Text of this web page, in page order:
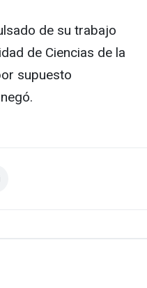
de su trabajo
de Ciencias de la
supuesto